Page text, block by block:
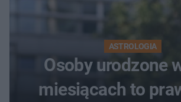
ASTROLOGIA
Osoby urodzone
miesiącach to